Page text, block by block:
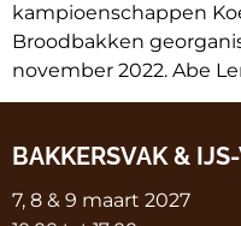
kampioenschappen
Broodbakken
november 2022. Abe
BAKKERSVAK &
7, 8 & 9 maart 2027